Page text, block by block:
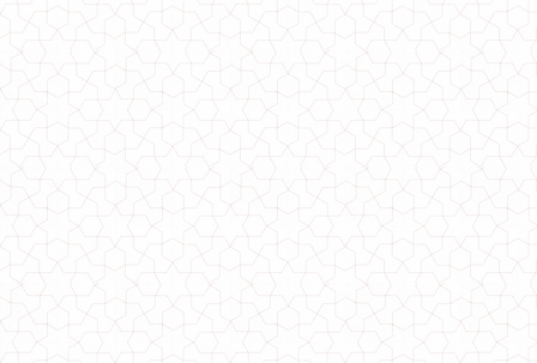
Класичний жіночий піджак з трикотажу "Лючія"
510.00грн.